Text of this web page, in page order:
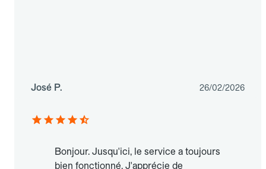
José P. 26/02/2026
Bonjour. Jusqu'ici, le service a toujours
bien fonctionné. J'apprécie de